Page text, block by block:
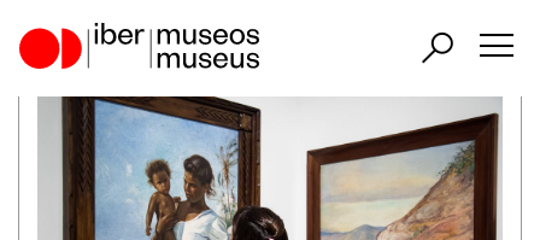
ES PT
Nuestro papel en el sector